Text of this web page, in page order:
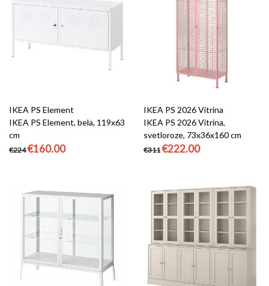
IKEA PS Element
IKEA PS Element, bela, 119x63
cm
€224 €160.00
IKEA PS 2026 Vitrina
IKEA PS 2026 Vitrina,
svetloroze, 73x36x160 cm
€311 €222.00